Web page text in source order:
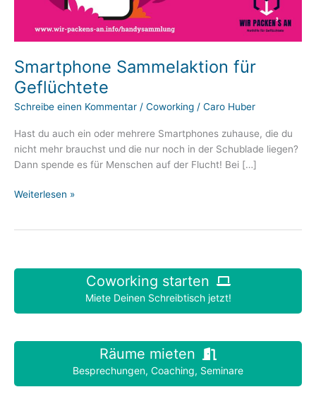
Smartphone Sammelaktion für
Geflüchtete
Schreibe einen Kommentar / Coworking / Caro Huber
Hast du auch ein oder mehrere Smartphones zuhause, die du
nicht mehr brauchst und die nur noch in der Schublade liegen?
Dann spende es für Menschen auf der Flucht! Bei […]
Smartphone
Weiterlesen »
Coworking starten
Miete Deinen Schreibtisch jetzt!
Räume mieten
Besprechungen, Coaching, Seminare